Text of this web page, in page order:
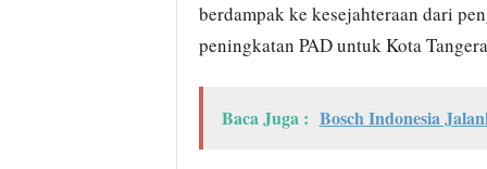
berdampak ke kesejahteraan dari
peningkatan PAD untuk Kota
Baca Juga : Bosch Indonesia